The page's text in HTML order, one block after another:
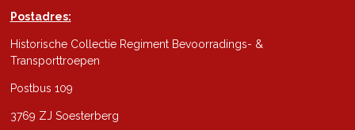
Postadres:
Historische Collectie Regiment Bevoorradings- &
Transporttroepen
Postbus 109
3769 ZJ Soesterberg